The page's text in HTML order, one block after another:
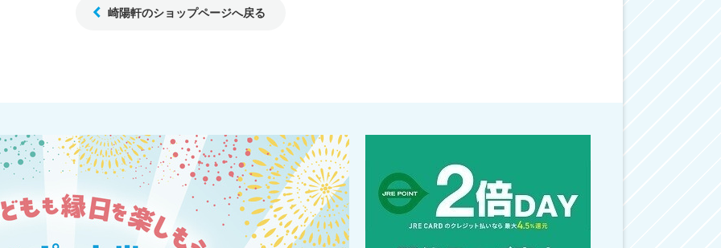
崎陽軒のショップページへ戻る